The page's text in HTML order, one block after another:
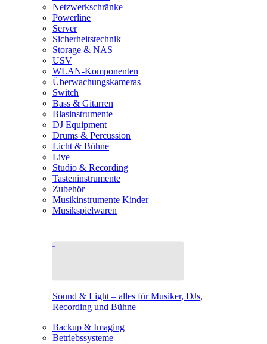
Netzwerkschränke
Powerline
Server
Sicherheitstechnik
Storage & NAS
USV
WLAN-Komponenten
Überwachungskameras
Switch
Bass & Gitarren
Blasinstrumente
DJ Equipment
Drums & Percussion
Licht & Bühne
Live
Studio & Recording
Tasteninstrumente
Zubehör
Musikinstrumente Kinder
Musikspielwaren
Sound & Light – alles für Musiker, DJs,
Recording und Bühne
Backup & Imaging
Betriebssysteme